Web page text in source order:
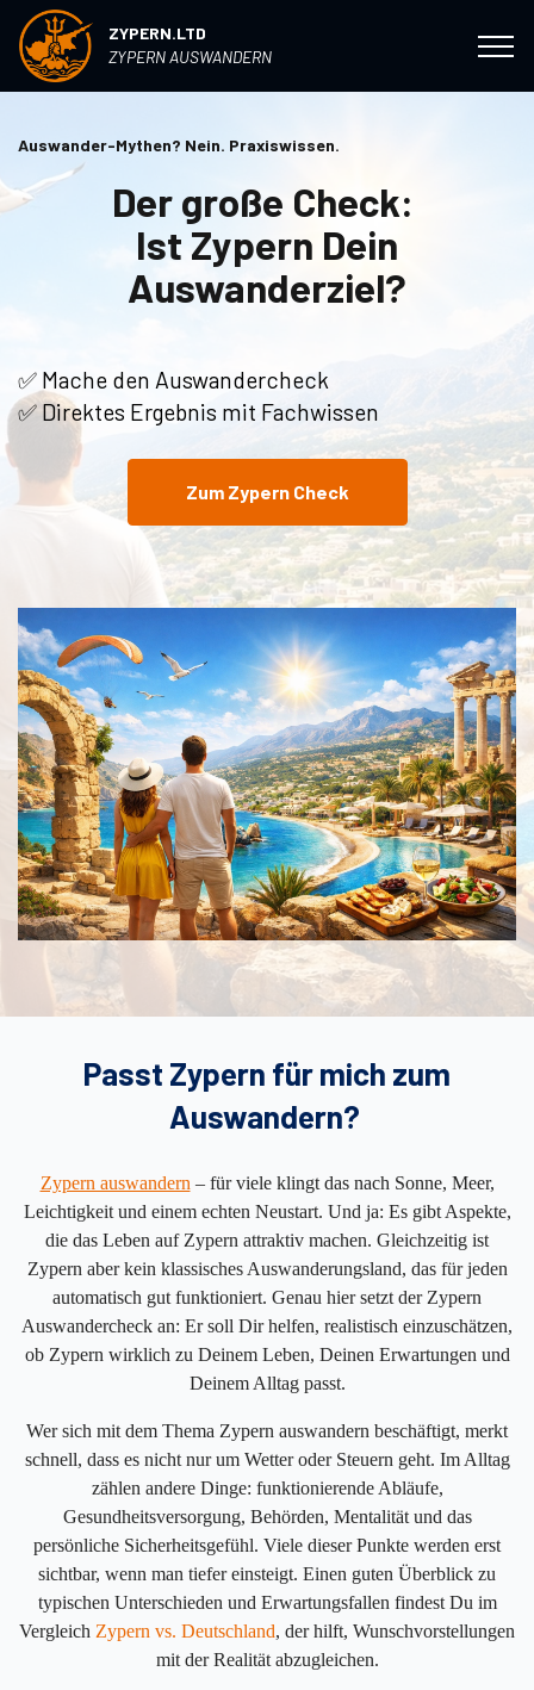
ZYPERN.LTD
ZYPERN AUSWANDERN
Auswander-Mythen? Nein. Praxiswissen.
Der große Check:
Ist Zypern Dein
Auswanderziel?
✅ Mache den Auswandercheck
✅ Direktes Ergebnis mit Fachwissen
Zum Zypern Check
Passt Zypern für mich zum
Auswandern?
Zypern auswandern – für viele klingt das nach Sonne, Meer,
Leichtigkeit und einem echten Neustart. Und ja: Es gibt Aspekte,
die das Leben auf Zypern attraktiv machen. Gleichzeitig ist
Zypern aber kein klassisches Auswanderungsland, das für jeden
automatisch gut funktioniert. Genau hier setzt der Zypern
Auswandercheck an: Er soll Dir helfen, realistisch einzuschätzen,
ob Zypern wirklich zu Deinem Leben, Deinen Erwartungen und
Deinem Alltag passt.
Wer sich mit dem Thema Zypern auswandern beschäftigt, merkt
schnell, dass es nicht nur um Wetter oder Steuern geht. Im Alltag
zählen andere Dinge: funktionierende Abläufe,
Gesundheitsversorgung, Behörden, Mentalität und das
persönliche Sicherheitsgefühl. Viele dieser Punkte werden erst
sichtbar, wenn man tiefer einsteigt. Einen guten Überblick zu
typischen Unterschieden und Erwartungsfallen findest Du im
Vergleich Zypern vs. Deutschland, der hilft, Wunschvorstellungen
mit der Realität abzugleichen.